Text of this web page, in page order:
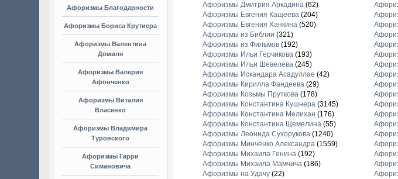
Афоризмы Благодарности
Афоризмы Бориса Крутиера
Афоризмы Валентина
Домиля
Афоризмы Валерия
Афонченко
Афоризмы Виталия
Власенко
Афоризмы Владимира
Туровского
Афоризмы Гарри
Симановича
Афоризмы Дмитрия Аркадина(62)
Афоризмы Евгения Кащеева(204)
Афоризмы Евгения Ханкина(520)
Афоризмы из Библии (321)
Афоризмы из Фильмов(192)
Афоризмы Ильи Герчикова(193)
Афоризмы Ильи Шевелева(245)
Афоризмы Искандара Асадуллае (42)
Афоризмы Кирилла Фандеева(29)
Афоризмы Козьмы Пруткова(178)
Афоризмы Константина Кушнера(3145)
Афоризмы Константина Мелихан (176)
Афоризмы Константина Щемелина(55)
Афоризмы Леонида Сухорукова(1240)
Афоризмы Минченко Александра(1559)
Афоризмы Михаила Генина(192)
Афоризмы Михаила Мамчича(186)
Афоризмы на Удачу(22)